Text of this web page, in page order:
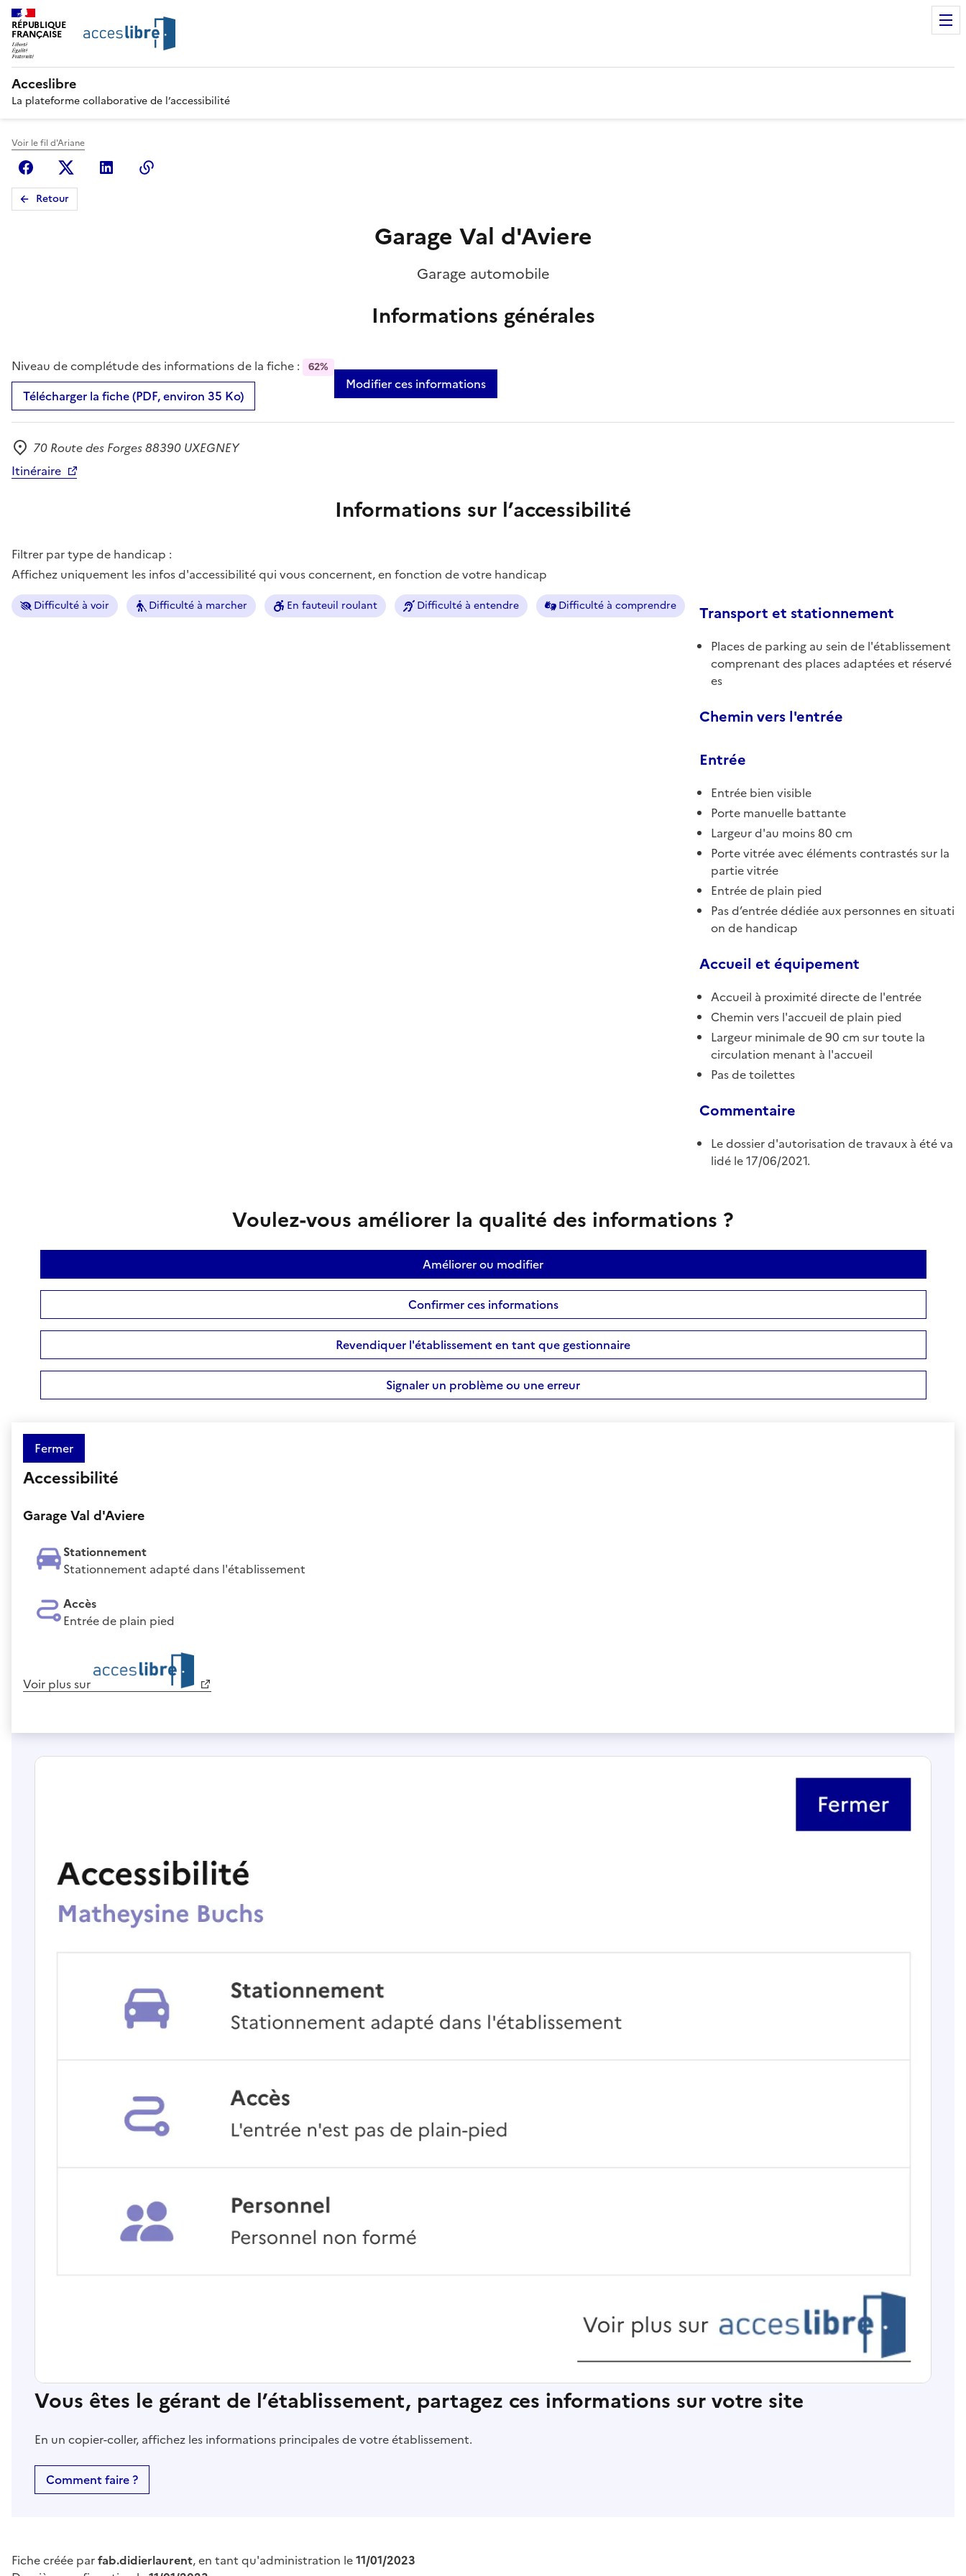
RÉPUBLIQUE
FRANÇAISE
Acceslibre
La plateforme collaborative de l’accessibilité
Voir le fil d'Ariane
FacebookX (anciennement Twitter)
Linkedin
Retour
Garage Val d'Aviere
Garage automobile
Informations générales
Niveau de complétude des informations de la fiche : 62%
Télécharger la fiche (PDF, environ 35 Ko)
Modifier ces informations
Adresse
70 Route des Forges 88390 UXEGNEY
Itinéraire
Informations sur l’accessibilité
Filtrer par type de handicap :
Affichez uniquement les infos d'accessibilité qui vous concernent, en fonction de votre handicap
Difficulté à voir Difficulté à marcher En fauteuil roulant Difficulté à entendre Difficulté à comprendre Transport et stationnement
Places de parking au sein de l'établissement
comprenant des places adaptées et réservé
es
Chemin vers l'entrée
Entrée
Entrée bien visible
Porte manuelle battante
Largeur d'au moins 80 cm
Porte vitrée avec éléments contrastés sur la
partie vitrée
Entrée de plain pied
Pas d’entrée dédiée aux personnes en situati
on de handicap
Accueil et équipement
Accueil à proximité directe de l'entrée
Chemin vers l'accueil de plain pied
Largeur minimale de 90 cm sur toute la
circulation menant à l'accueil
Pas de toilettes
Commentaire
Le dossier d'autorisation de travaux à été va
lidé le 17/06/2021.
Voulez-vous améliorer la qualité des informations ?
Améliorer ou modifier
Confirmer ces informations
Revendiquer l'établissement en tant que gestionnaire
Signaler un problème ou une erreur
Fermer
Accessibilité
Garage Val d'Aviere
Stationnement
Stationnement adapté dans l'établissement
Accès
Entrée de plain pied
Voir plus sur
Vous êtes le gérant de l’établissement, partagez ces informations sur votre site
En un copier-coller, affichez les informations principales de votre établissement.
Comment faire ?
Fiche créée parfab.didierlaurent, en tant qu'administration le11/01/2023